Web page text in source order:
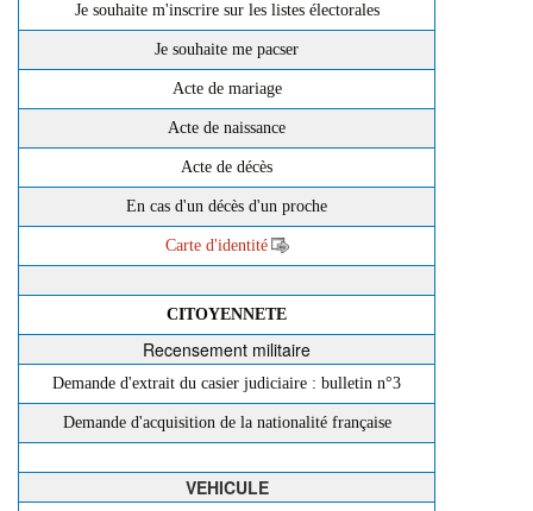
Je souhaite m'inscrire sur les listes électorales
Je souhaite me pacser
Acte de mariage
Acte de naissance
Acte de décès
En cas d'un décès d'un proche
Carte d'identité
CITOYENNETE
Recensement militaire
Demande d'extrait du casier judiciaire : bulletin n°3
Demande d'acquisition de la nationalité française
VEHICULE